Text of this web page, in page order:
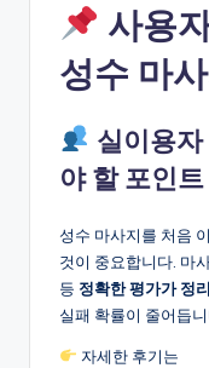
사용
성수 마
실이용
야 할 포인트
성수 마사지를 처음
것이 중요합니다. 마
등 정확한 평가가 정
실패 확률이 줄어듭니
자세한 후기는